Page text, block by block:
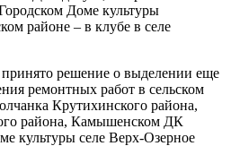
Доме культуры
районе – в клубе в селе
решение о выделении еще
ремонтных работ в сельском
Крутихинского района,
района, Камышенском ДК
культуры селе Верх-Озерное